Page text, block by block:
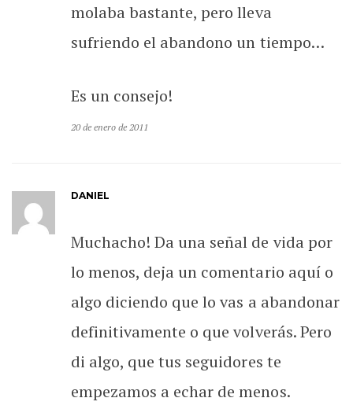
molaba bastante, pero lleva
sufriendo el abandono un tiempo…
Es un consejo!
20 de enero de 2011
DANIEL
Muchacho! Da una señal de vida por
lo menos, deja un comentario aquí o
algo diciendo que lo vas a abandonar
definitivamente o que volverás. Pero
di algo, que tus seguidores te
empezamos a echar de menos.